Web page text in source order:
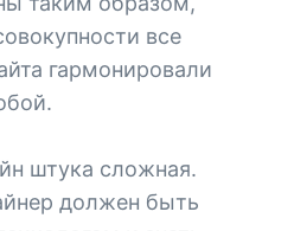
все
гармонировали
штука сложная.
должен быть